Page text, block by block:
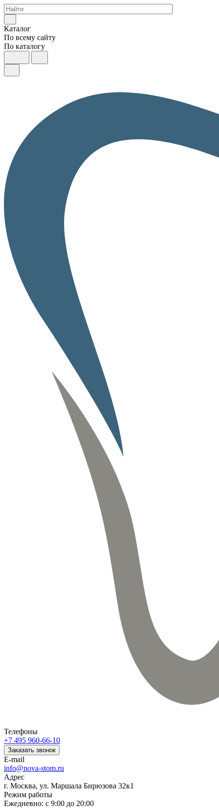
Каталог
По всему сайту
По каталогу
Телефоны
+7 495 960-66-10
Заказать звонок
E-mail
info@nova-stom.ru
Адрес
г. Москва, ул. Маршала Бирюзова 32к1
Режим работы
Ежедневно: с 9:00 до 20:00